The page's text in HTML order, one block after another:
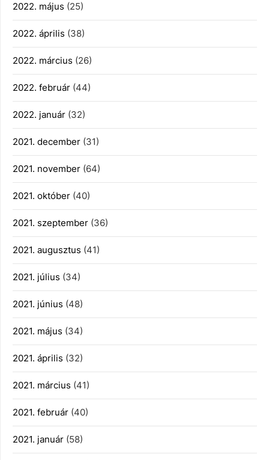
2022. május (25)
2022. április (38)
2022. március (26)
2022. február (44)
2022. január (32)
2021. december (31)
2021. november (64)
2021. október (40)
2021. szeptember (36)
2021. augusztus (41)
2021. július (34)
2021. június (48)
2021. május (34)
2021. április (32)
2021. március (41)
2021. február (40)
2021. január (58)